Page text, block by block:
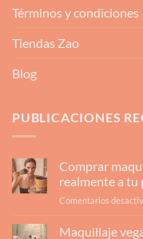
Términos y condiciones
Tiendas Zao
Blog
PUBLICACIONES
Comprar
realmente a tu
Comentarios
Maquillaje